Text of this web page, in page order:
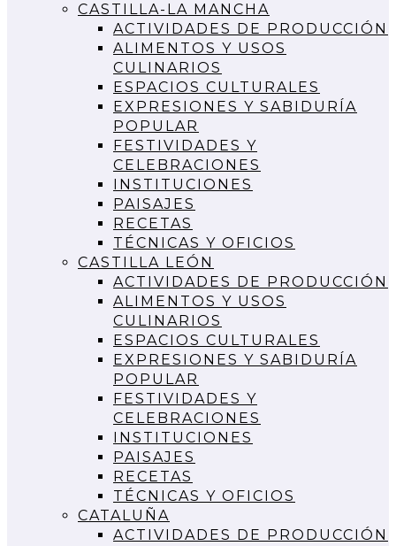
CASTILLA-LA MANCHA
ACTIVIDADES DE PRODUCCIÓN
ALIMENTOS Y USOS
CULINARIOS
ESPACIOS CULTURALES
EXPRESIONES Y SABIDURÍA
POPULAR
FESTIVIDADES Y
CELEBRACIONES
INSTITUCIONES
PAISAJES
RECETAS
TÉCNICAS Y OFICIOS
CASTILLA LEÓN
ACTIVIDADES DE PRODUCCIÓN
ALIMENTOS Y USOS
CULINARIOS
ESPACIOS CULTURALES
EXPRESIONES Y SABIDURÍA
POPULAR
FESTIVIDADES Y
CELEBRACIONES
INSTITUCIONES
PAISAJES
RECETAS
TÉCNICAS Y OFICIOS
CATALUÑA
ACTIVIDADES DE PRODUCCIÓN